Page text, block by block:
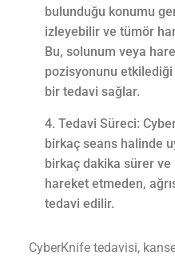
bulunduğu konumu
izleyebilir ve tümör
Bu, solunum veya
pozisyonunu
bir tedavi sağlar.
Tedavi Süreci:
birkaç seans halinde
birkaç dakika sürer ve
hareket etmeden,
tedavi edilir.
CyberKnife tedavisi,